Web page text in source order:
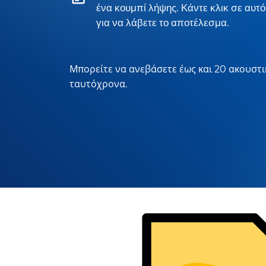
ένα κουμπί λήψης. Κάντε κλικ σε αυτό
για να λάβετε το αποτέλεσμα.
Μπορείτε να ανεβάσετε έως και 20
ταυτόχρονα.